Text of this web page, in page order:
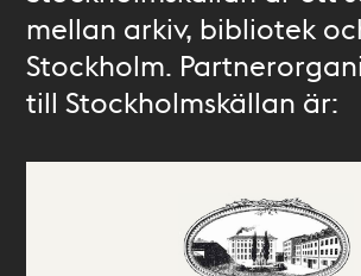
mellan arkiv, bibliotek
Stockholm.
till Stockholmskällan är: